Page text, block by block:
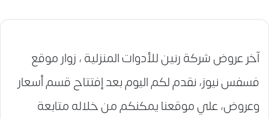
آخر عروض شركة رنين للأدوات المنزلية ، زوار موقع
فسفس نيوز، نقدم لكم اليوم بعد إفتتاح قسم أسعار
وعروض، علي موقعنا يمكنكم من خلاله متابعة